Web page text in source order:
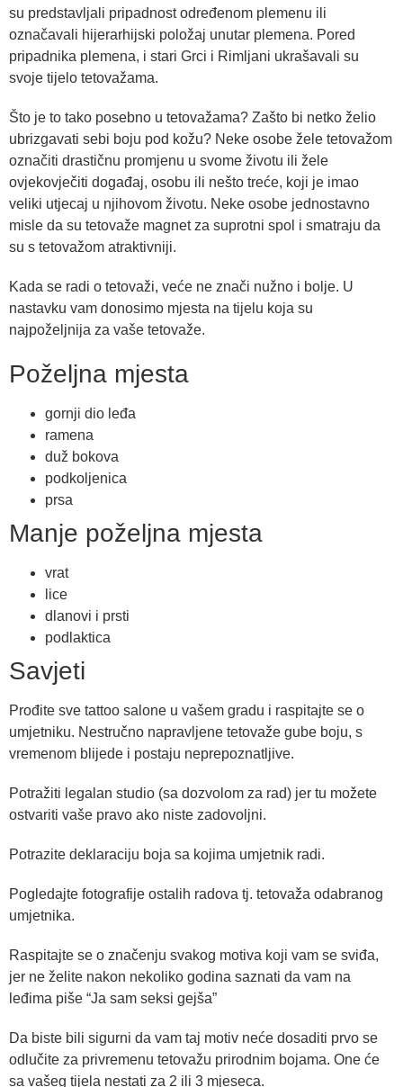
su predstavljali pripadnost određenom plemenu ili
označavali hijerarhijski položaj unutar plemena. Pored
pripadnika plemena, i stari Grci i Rimljani ukrašavali su
svoje tijelo tetovažama.
Što je to tako posebno u tetovažama? Zašto bi netko želio
ubrizgavati sebi boju pod kožu? Neke osobe žele tetovažom
označiti drastičnu promjenu u svome životu ili žele
ovjekovječiti događaj, osobu ili nešto treće, koji je imao
veliki utjecaj u njihovom životu. Neke osobe jednostavno
misle da su tetovaže magnet za suprotni spol i smatraju da
su s tetovažom atraktivniji.
Kada se radi o tetovaži, veće ne znači nužno i bolje. U
nastavku vam donosimo mjesta na tijelu koja su
najpoželjnija za vaše tetovaže.
Poželjna mjesta
gornji dio leđa
ramena
duž bokova
podkoljenica
prsa
Manje poželjna mjesta
vrat
lice
dlanovi i prsti
podlaktica
Savjeti
Prođite sve tattoo salone u vašem gradu i raspitajte se o
umjetniku. Nestručno napravljene tetovaže gube boju, s
vremenom blijede i postaju neprepoznatljive.
Potražiti legalan studio (sa dozvolom za rad) jer tu možete
ostvariti vaše pravo ako niste zadovoljni.
Potrazite deklaraciju boja sa kojima umjetnik radi.
Pogledajte fotografije ostalih radova tj. tetovaža odabranog
umjetnika.
Raspitajte se o značenju svakog motiva koji vam se sviđa,
jer ne želite nakon nekoliko godina saznati da vam na
leđima piše “Ja sam seksi gejša”
Da biste bili sigurni da vam taj motiv neće dosaditi prvo se
odlučite za privremenu tetovažu prirodnim bojama. One će
sa vašeg tijela nestati za 2 ili 3 mjeseca.